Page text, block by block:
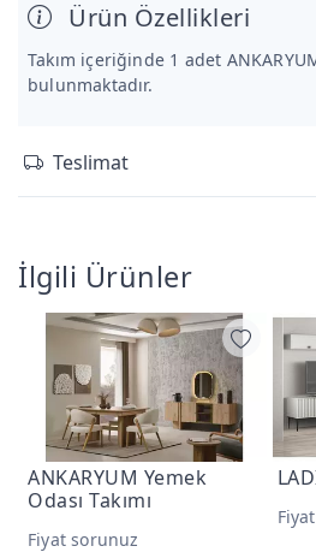
Ürün Özellikleri
Takım içeriğinde 1 adet
bulunmaktadır.
Teslimat
İlgili Ürünler
ANKARYUM Yemek
Odası Takımı
Fiyat sorunuz